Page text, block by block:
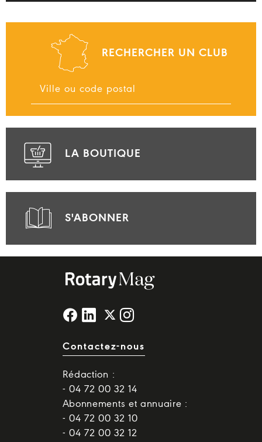
RECHERCHER UN CLUB
LA BOUTIQUE
S'ABONNER
Contactez-nous
Rédaction :
- 04 72 00 32 14
Abonnements et annuaire :
- 04 72 00 32 10
- 04 72 00 32 12